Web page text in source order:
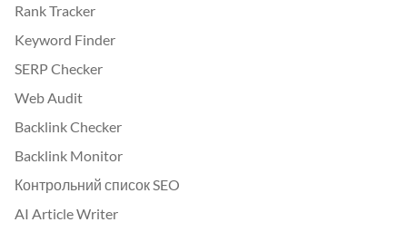
Rank Tracker
Keyword Finder
SERP Checker
Web Audit
Backlink Checker
Backlink Monitor
Контрольний список SEO
AI Article Writer